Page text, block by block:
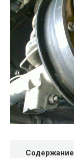
Содержание